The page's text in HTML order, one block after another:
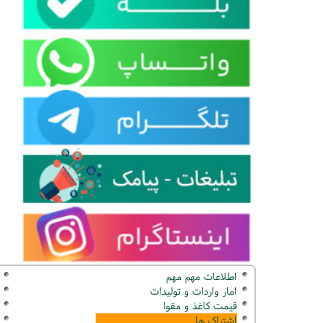
اطلاعات مهم مهم
امار واردات و تولیدات
قیمت کاغذ و مقوا